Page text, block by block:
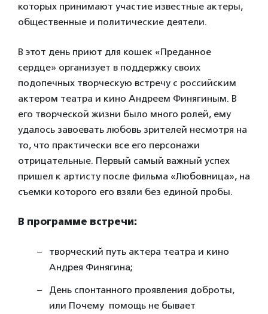
которых принимают участие известные актеры,
общественные и политические деятели.
В этот день приют для кошек «Преданное
сердце» организует в поддержку своих
подопечных творческую встречу с российским
актером театра и кино Андреем Финягиным. В
его творческой жизни было много ролей, ему
удалось завоевать любовь зрителей несмотря на
то, что практически все его персонажи
отрицательные. Первый самый важный успех
пришел к артисту после фильма «Любовница», на
съемки которого его взяли без единой пробы.
В программе встречи:
творческий путь актера театра и кино
Андрея Финягина;
День спонтанного проявления доброты,
или Почему помощь не бывает